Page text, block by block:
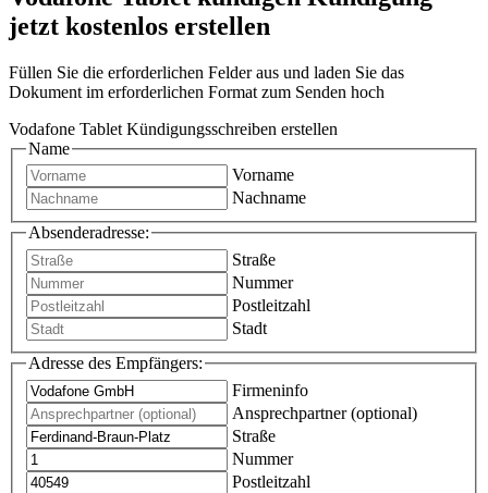
jetzt kostenlos erstellen
Füllen Sie die erforderlichen Felder aus und laden Sie das
Dokument im erforderlichen Format zum Senden hoch
Vodafone Tablet Kündigungsschreiben erstellen
Name
Vorname
Nachname
Absenderadresse:
Straße
Nummer
Postleitzahl
Stadt
Adresse des Empfängers:
Firmeninfo
Ansprechpartner (optional)
Straße
Nummer
Postleitzahl